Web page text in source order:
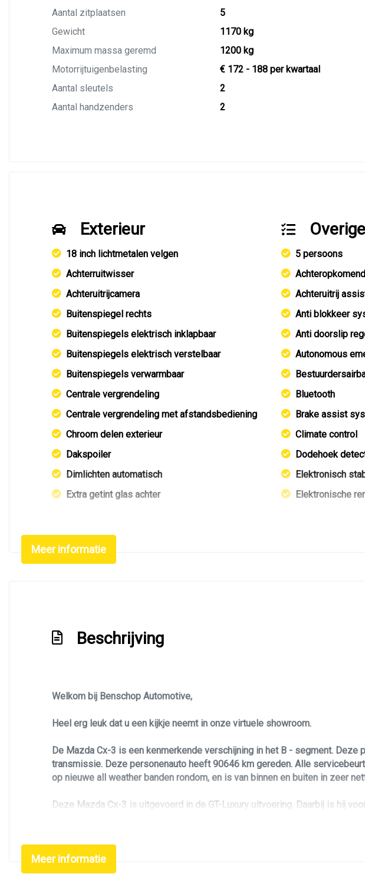
Aantal zitplaatsen
5
Gewicht
1170 kg
Maximum massa geremd
1200 kg
Motorrijtuigenbelasting
€ 172 - 188 per kwartaal
Aantal sleutels
2
Aantal handzenders
2
Exterieur
18 inch lichtmetalen velgen
Achterruitwisser
Achteruitrijcamera
Buitenspiegel rechts
Buitenspiegels elektrisch inklapbaar
Buitenspiegels elektrisch verstelbaar
Buitenspiegels verwarmbaar
Centrale vergrendeling
Centrale vergrendeling met afstandsbediening
Chroom delen exterieur
Dakspoiler
Dimlichten automatisch
Extra getint glas achter
Keyless entry
Led achterlichten
Lichtmetalen velgen 18"
Park distance control
Sportvelgen
Overige
5 persoons
Achteruitrij
Anti blokkeer
Anti doorslip
Autonomous
Bluetooth
Brake assist
Climate control
Dodehoek
Elektronisch
Elektronische
Meer informatie
Beschrijving
Welkom bij Benschop Automotive,
Heel erg leuk dat u een kijkje neemt in onze virtuele showroom.
De Mazda Cx-3 is een kenmerkende verschijning in het B - segment.
transmissie. Deze personenauto heeft 90646 km gereden. Alle
op nieuwe all weather banden rondom, en is van binnen en buiten in zeer
Deze Mazda Cx-3 is uitgevoerd in de GT-Luxury uitvoering. Daarbij is hij
inch lichtmetalen velgen. Wat deze auto tot een echte blikvanger maakt.
Verder is de Mazda Cx-3 voorzien van airco/climate control, elektrisch
achteruitrijcamera, Head up display, cruise control, xenon verlichting, groot
Meer informatie